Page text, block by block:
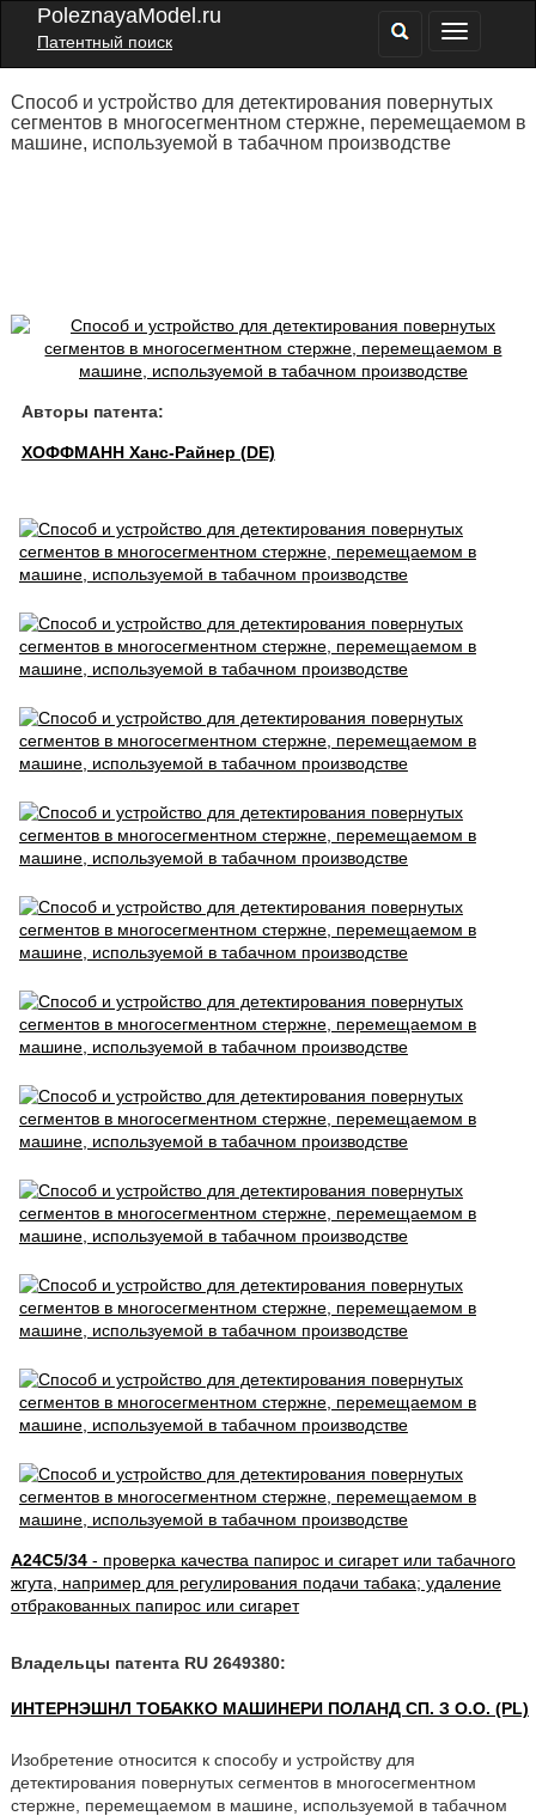
PoleznayaModel.ru
Патентный поиск
Способ и устройство для детектирования повернутых
сегментов в многосегментном стержне, перемещаемом в
машине, используемой в табачном производстве
Авторы патента:
ХОФФМАНН Ханс-Райнер (DE)
A24C5/34- проверка качества папирос и сигарет или табачного
жгута, например для регулирования подачи табака; удаление
отбракованных папирос или сигарет
Владельцы патента RU 2649380:
ИНТЕРНЭШНЛ ТОБАККО МАШИНЕРИ ПОЛАНД СП. З О.О. (PL)
Изобретение относится к способу и устройству для
детектирования повернутых сегментов в многосегментном
стержне, перемещаемом в машине, используемой в табачном